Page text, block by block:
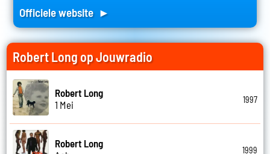
Officiele website ►
Robert Long op Jouwradio
Robert Long
1 Mei
1997
Robert Long
1999